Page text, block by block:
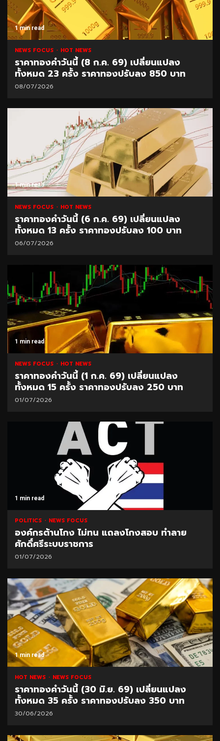
1 min read
NEWS FOCUS HOT NEWS
ราคาทองคำวันนี้ (8 ก.ค. 69) เปลี่ยนแปลง
ทั้งหมด 23 ครั้ง ราคาทองปรับลง 850 บาท
08/07/2026
1 min read
NEWS FOCUS HOT NEWS
ราคาทองคำวันนี้ (6 ก.ค. 69) เปลี่ยนแปลง
ทั้งหมด 13 ครั้ง ราคาทองปรับลง 100 บาท
06/07/2026
1 min read
NEWS FOCUS HOT NEWS
ราคาทองคำวันนี้ (1 ก.ค. 69) เปลี่ยนแปลง
ทั้งหมด 15 ครั้ง ราคาทองปรับลง 250 บาท
01/07/2026
1 min read
POLITICS NEWS FOCUS
องค์กรต้านโกง ไม่ทน แถลงโกงสอบ ทำลาย
ศักดิ์ศรีระบบราชการ
01/07/2026
1 min read
HOT NEWS NEWS FOCUS
ราคาทองคำวันนี้ (30 มิ.ย. 69) เปลี่ยนแปลง
ทั้งหมด 35 ครั้ง ราคาทองปรับลง 350 บาท
30/06/2026